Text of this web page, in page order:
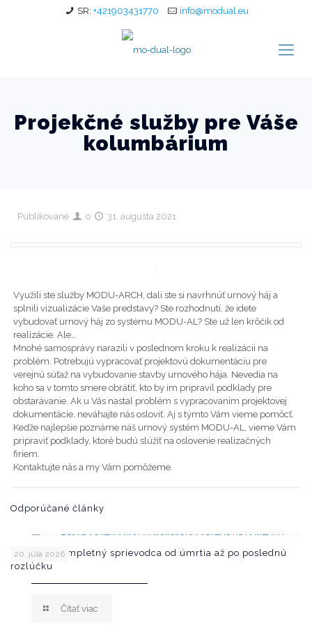
SR: +421903431770 info@modual.eu
Projekčné služby pre Váše
kolumbárium
Publikované o 31. augusta 2021
Využili ste služby MODU-ARCH, dali ste si navrhnúť urnový háj a
splnili vizualizácie Vaše predstavy? Ste rozhodnutí, že idete
vybudovať urnový háj zo systému MODU-AL? Ste už len krôčik od
realizácie. Ale…
Mnohé samosprávy narazili v poslednom kroku k realizácii na
problém. Potrebujú vypracovať projektovú dokumentáciu pre
verejnú súťaž na vybudovanie stavby urnového hája. Nevedia na
koho sa v tomto smere obrátiť, kto by im pripravil podklady pre
obstarávanie. Ak u Vás nastal problém s vypracovaním projektovej
dokumentácie, neváhajte nás osloviť. Aj s týmto Vám vieme pomôcť.
Keďže najlepšie poznáme náš urnový systém MODU-AL, vieme Vám
pripraviť podklady, ktoré budú slúžiť na oslovenie realizačných
firiem.
Kontaktujte nás a my Vám pomôžeme.
Odporúčané články
20. júla 2026
Pohreb – kompletný sprievodca od úmrtia až po poslednú
rozlúčku
Čítať viac